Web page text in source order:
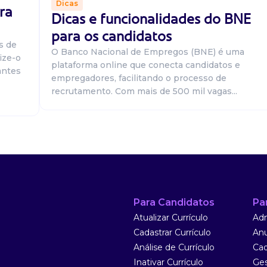
Ensino
de
o
Dicas
Dicas e funcionalidades do BNE
para os candidatos
O Banco Nacional de Empregos (BNE) é uma
plataforma online que conecta candidatos e
empregadores, facilitando o processo de
recrutamento. Com mais de 500 mil vagas...
Para Candidatos
Atualizar Currículo
Cadastrar Currículo
Análise de Currículo
Inativar Currículo